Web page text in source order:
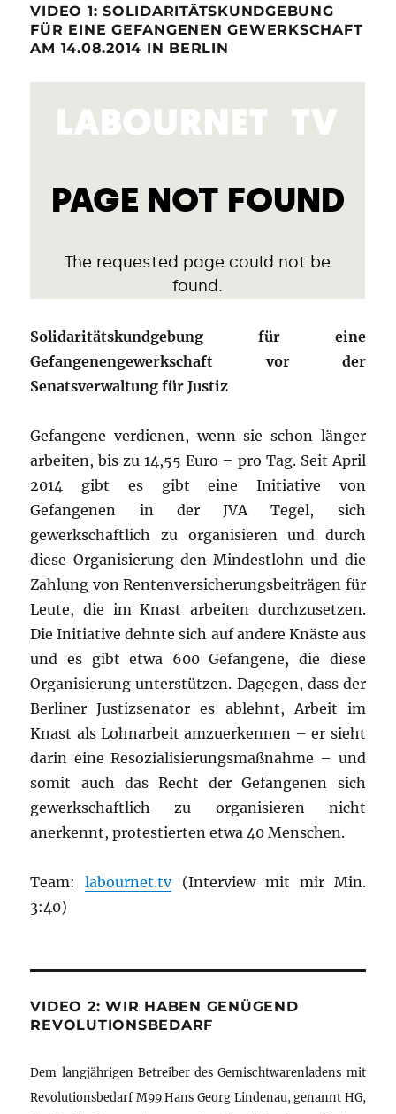
VIDEO 1: SOLIDARITÄTSKUNDGEBUNG
FÜR EINE GEFANGENEN GEWERKSCHAFT
AM 14.08.2014 IN BERLIN
Solidaritätskundgebung für eine
Gefangenengewerkschaft vor der
Senatsverwaltung für Justiz
Gefangene verdienen, wenn sie schon länger
arbeiten, bis zu 14,55 Euro – pro Tag. Seit April
2014 gibt es gibt eine Initiative von
Gefangenen in der JVA Tegel, sich
gewerkschaftlich zu organisieren und durch
diese Organisierung den Mindestlohn und die
Zahlung von Rentenversicherungsbeiträgen für
Leute, die im Knast arbeiten durchzusetzen.
Die Initiative dehnte sich auf andere Knäste aus
und es gibt etwa 600 Gefangene, die diese
Organisierung unterstützen. Dagegen, dass der
Berliner Justizsenator es ablehnt, Arbeit im
Knast als Lohnarbeit amzuerkennen – er sieht
darin eine Resozialisierungsmaßnahme – und
somit auch das Recht der Gefangenen sich
gewerkschaftlich zu organisieren nicht
anerkennt, protestierten etwa 40 Menschen.
Team:labournet.tv(Interview mit mir Min.
3:40)
VIDEO 2: WIR HABEN GENÜGEND
REVOLUTIONSBEDARF
Dem langjährigen Betreiber des Gemischtwarenladens mit
Revolutionsbedarf M99 Hans Georg Lindenau, genannt HG,